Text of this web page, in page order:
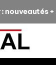
nouveautés